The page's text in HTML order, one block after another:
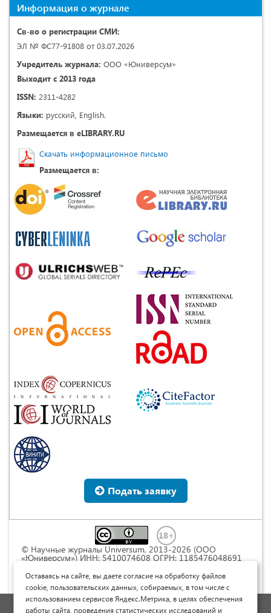
Информация о журнале
Св-во о регистрации СМИ:
ЭЛ № ФС77-91808 от 03.07.2026
Учредитель журнала: ООО «Юниверсум»
Выходит с 2013 года
ISSN: 2311-4282
Языки: русский, English.
Размещается в eLIBRARY.RU
Скачать информационное письмо
Размещается в:
Подать заявку
© Научные журналы Universum, 2013-2026 (ООО
«Юниверсум») ИНН: 5410074608 ОГРН: 1185476048691
Commons « Attribution» («Атрибуция») 4.0
Непортированная
Политика обработки персональных данных
Оставаясь на сайте, вы даете согласие на обработку файлов
cookie, пользовательских данных, собираемых, в том числе с
использованием сервисов Яндекс.Метрика, в целях обеспечения
работы сайта, проведения статистических исследований и